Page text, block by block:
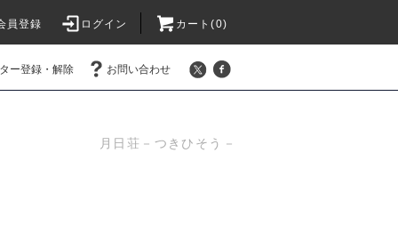
員登録 ログイン カート(0)
ー登録・解除 お問い合わせ
月日荘－つきひそう－